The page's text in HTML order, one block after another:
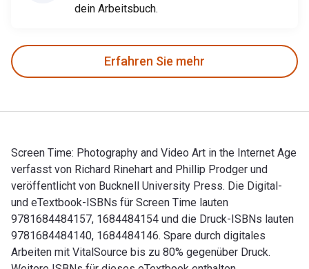
dein Arbeitsbuch.
Erfahren Sie mehr
Screen Time: Photography and Video Art in the Internet Age
verfasst von Richard Rinehart and Phillip Prodger und
veröffentlicht von Bucknell University Press. Die Digital-
und eTextbook-ISBNs für Screen Time lauten
9781684484157, 1684484154 und die Druck-ISBNs lauten
9781684484140, 1684484146. Spare durch digitales
Arbeiten mit VitalSource bis zu 80% gegenüber Druck.